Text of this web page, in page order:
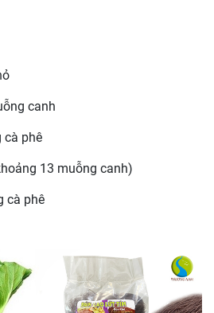
canh
cà phê
13 muỗng canh)
cà phê